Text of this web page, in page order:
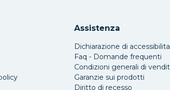
Assistenza
Dichiarazione di accessibilita
Faq - Domande frequenti
Condizioni generali di
Garanzie sui prodotti
Diritto di recesso